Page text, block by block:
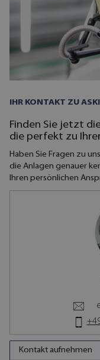
IHR KONTAKT ZU
Finden Sie jetzt
die perfekt zu
Haben Sie Fragen zu
die Anlagen genauer
Ihren persönlichen
Kontakt aufnehmen